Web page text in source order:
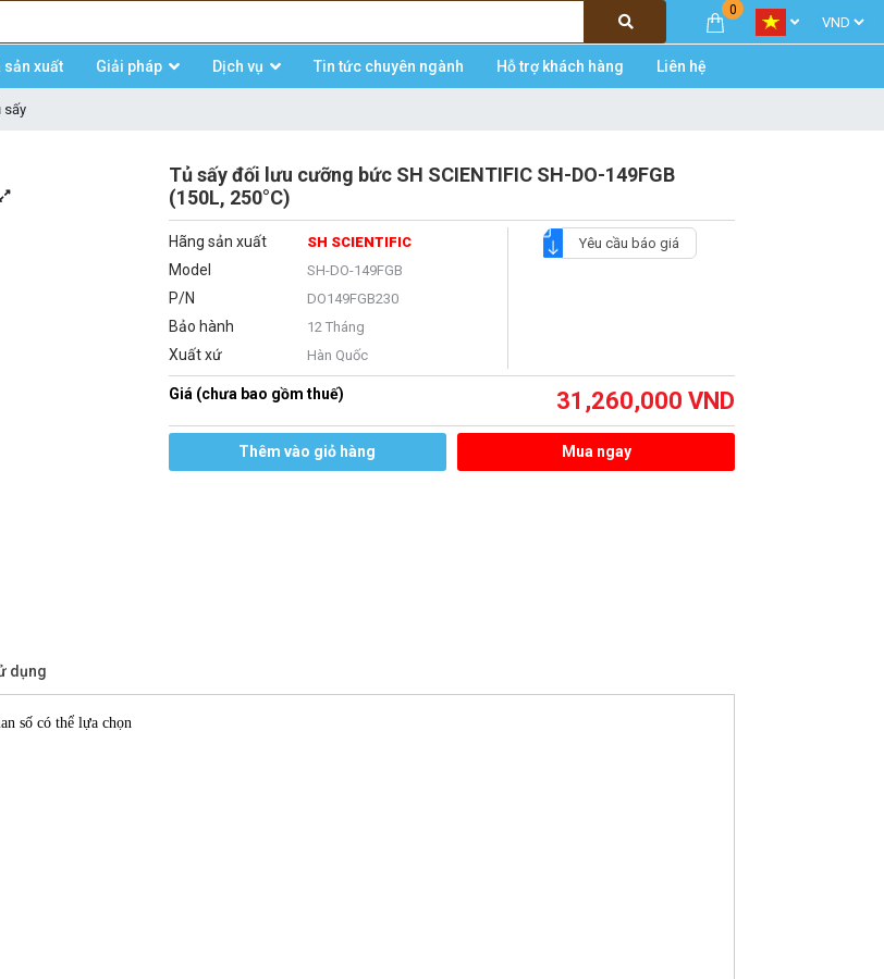
0
sản xuất Giải pháp Dịch vụ Tin tức chuyên ngành Hỗ trợ khách hàng Liên hệ
sấy
Tủ sấy đối lưu cưỡng bức SH SCIENTIFIC SH-DO-149FGB
(150L, 250°C)
Hãng sản xuất SH SCIENTIFIC
Model SH-DO-149FGB
P/N DO149FGB230
Bảo hành 12 Tháng
Xuất xứ Hàn Quốc
Yêu cầu báo giá
Giá (chưa bao gồm thuế) 31,260,000 VND
Thêm vào giỏ hàng Mua ngay
dụng
số có thể lựa chọn